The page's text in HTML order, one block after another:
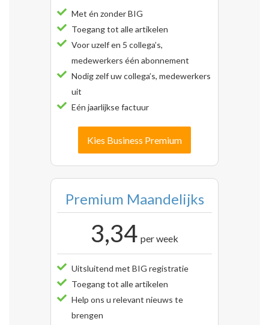
Met én zonder BIG
Toegang tot alle artikelen
Voor uzelf en 5 collega’s,
medewerkers één abonnement
Nodig zelf uw collega’s, medewerkers
uit
Eén jaarlijkse factuur
Kies Business Premium
Premium Maandelijks
3,34 per week
Uitsluitend met BIG registratie
Toegang tot alle artikelen
Help ons u relevant nieuws te
brengen